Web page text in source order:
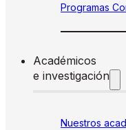
Programas
Académicos
e investigación
Nuestros